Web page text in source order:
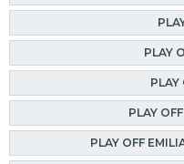
PLAY
PLAY
PLAY
PLAY OFF